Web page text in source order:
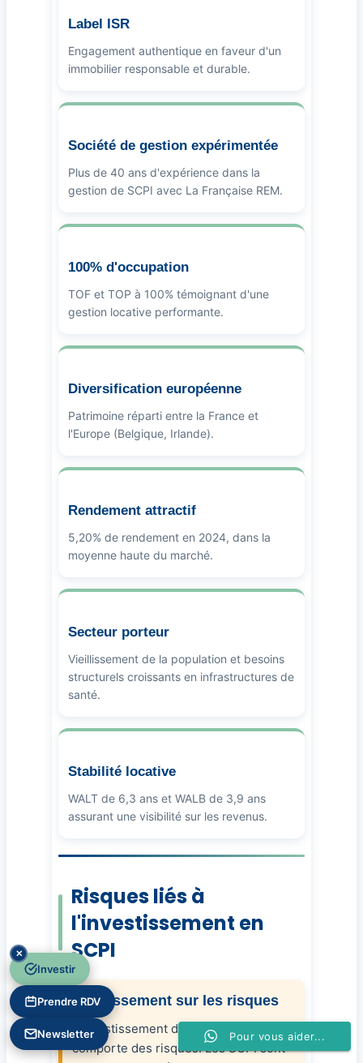
Label ISR
Engagement authentique en faveur d'un
immobilier responsable et durable.
Société de gestion expérimentée
Plus de 40 ans d'expérience dans la
gestion de SCPI avec La Française REM.
100% d'occupation
TOF et TOP à 100% témoignant d'une
gestion locative performante.
Diversification européenne
Patrimoine réparti entre la France et
l'Europe (Belgique, Irlande).
Rendement attractif
5,20% de rendement en 2024, dans la
moyenne haute du marché.
Secteur porteur
Vieillissement de la population et besoins
structurels croissants en infrastructures de
santé.
Stabilité locative
WALT de 6,3 ans et WALB de 3,9 ans
assurant une visibilité sur les revenus.
Risques liés à
l'investissement en
SCPI
Avertissement sur les risques
L'investissement dans une SCPI
comporte des risques. Les SCPI sont
Pour vous aider...
✕
Investir
Prendre RDV
Newsletter